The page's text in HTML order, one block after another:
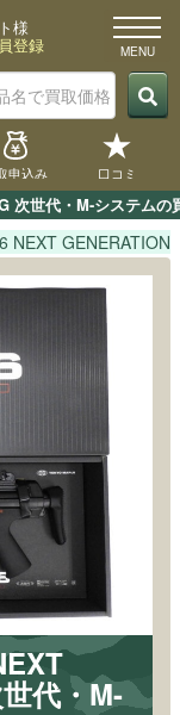
世代・M-システム
様
登録
申込み 口コミ
NEXT
代・M-